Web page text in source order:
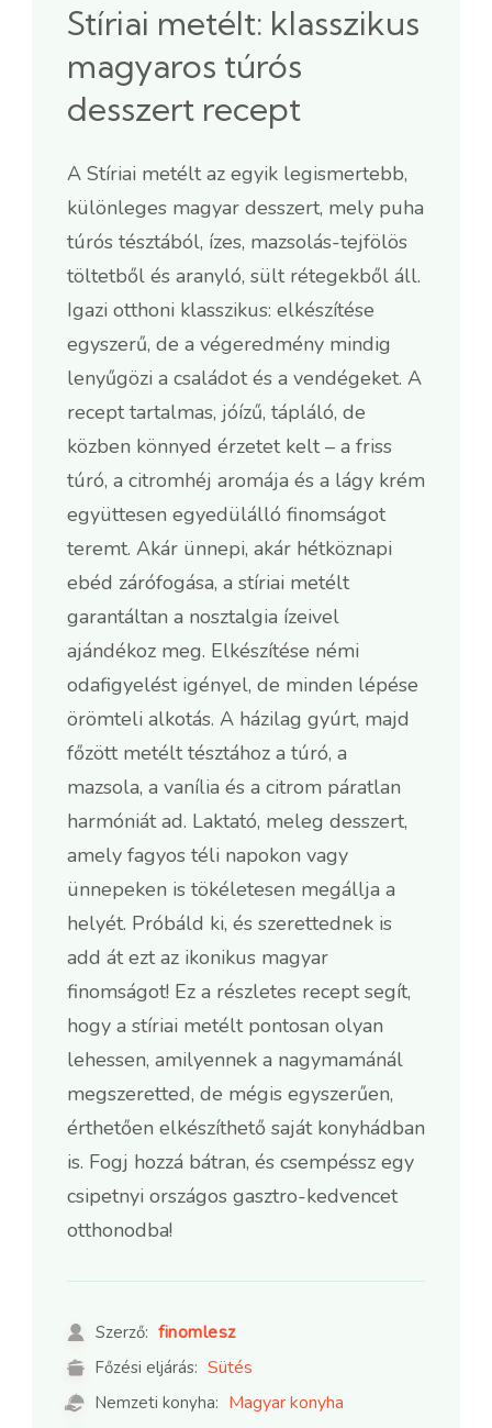
Stíriai metélt: klasszikus
magyaros túrós
desszert recept
A Stíriai metélt az egyik legismertebb,
különleges magyar desszert, mely puha
túrós tésztából, ízes, mazsolás-tejfölös
töltetből és aranyló, sült rétegekből áll.
Igazi otthoni klasszikus: elkészítése
egyszerű, de a végeredmény mindig
lenyűgözi a családot és a vendégeket. A
recept tartalmas, jóízű, tápláló, de
közben könnyed érzetet kelt – a friss
túró, a citromhéj aromája és a lágy krém
együttesen egyedülálló finomságot
teremt. Akár ünnepi, akár hétköznapi
ebéd zárófogása, a stíriai metélt
garantáltan a nosztalgia ízeivel
ajándékoz meg. Elkészítése némi
odafigyelést igényel, de minden lépése
örömteli alkotás. A házilag gyúrt, majd
főzött metélt tésztához a túró, a
mazsola, a vanília és a citrom páratlan
harmóniát ad. Laktató, meleg desszert,
amely fagyos téli napokon vagy
ünnepeken is tökéletesen megállja a
helyét. Próbáld ki, és szerettednek is
add át ezt az ikonikus magyar
finomságot! Ez a részletes recept segít,
hogy a stíriai metélt pontosan olyan
lehessen, amilyennek a nagymamánál
megszeretted, de mégis egyszerűen,
érthetően elkészíthető saját konyhádban
is. Fogj hozzá bátran, és csempéssz egy
csipetnyi országos gasztro-kedvencet
otthonodba!
Szerző: finomlesz
Főzési eljárás: Sütés
Nemzeti konyha: Magyar konyha